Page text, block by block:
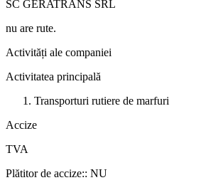
SC GERATRANS SRL
nu are rute.
Activități ale companiei
Activitatea principală
Transporturi rutiere de marfuri
Accize
TVA
Plătitor de accize:: NU